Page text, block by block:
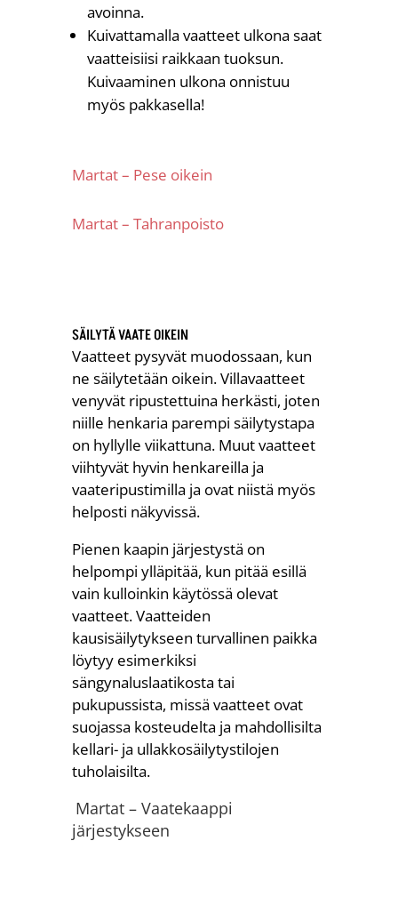
avoinna.
Kuivattamalla vaatteet ulkona saat
vaatteisiisi raikkaan tuoksun.
Kuivaaminen ulkona onnistuu
myös pakkasella!
Martat – Pese oikein
Martat – Tahranpoisto
SÄILYTÄ VAATE OIKEIN
Vaatteet pysyvät muodossaan, kun
ne säilytetään oikein. Villavaatteet
venyvät ripustettuina herkästi, joten
niille henkaria parempi säilytystapa
on hyllylle viikattuna. Muut vaatteet
viihtyvät hyvin henkareilla ja
vaateripustimilla ja ovat niistä myös
helposti näkyvissä.
Pienen kaapin järjestystä on
helpompi ylläpitää, kun pitää esillä
vain kulloinkin käytössä olevat
vaatteet. Vaatteiden
kausisäilytykseen turvallinen paikka
löytyy esimerkiksi
sängynaluslaatikosta tai
pukupussista, missä vaatteet ovat
suojassa kosteudelta ja mahdollisilta
kellari- ja ullakkosäilytystilojen
tuholaisilta.
Martat – Vaatekaappi
järjestykseen